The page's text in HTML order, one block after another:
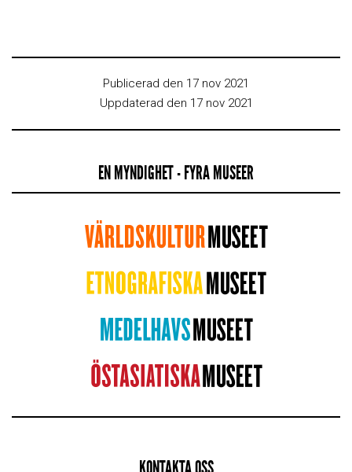
Publicerad den 17 nov 2021
Uppdaterad den 17 nov 2021
EN MYNDIGHET - FYRA MUSEER